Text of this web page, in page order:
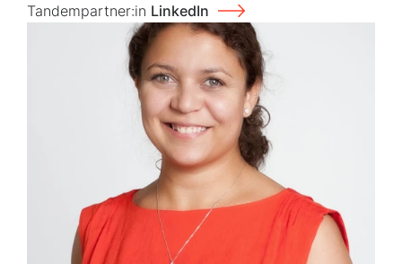
Tandempartner:in LinkedIn